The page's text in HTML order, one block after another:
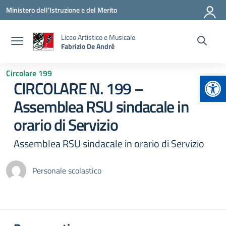
Vai ai contenuti
Vai al menu di navigazione
Vai al footer
Ministero dell'Istruzione e del Merito
Liceo Artistico e Musicale
Fabrizio De Andrè
Circolare 199
CIRCOLARE N. 199 –
Assemblea RSU sindacale in
orario di Servizio
Assemblea RSU sindacale in orario di Servizio
Personale scolastico